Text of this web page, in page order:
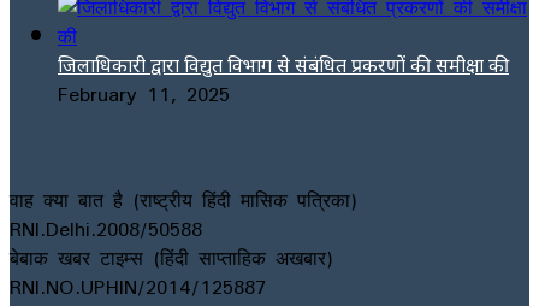
जिलाधिकारी द्वारा विद्युत विभाग से संबंधित प्रकरणों की समीक्षा की
February 11, 2025
वाह क्या बात है (राष्ट्रीय हिंदी मासिक पत्रिका)
RNI.Delhi.2008/50588
बेबाक खबर टाइम्स (हिंदी साप्ताहिक अखबार)
RNI.NO.UPHIN/2014/125887